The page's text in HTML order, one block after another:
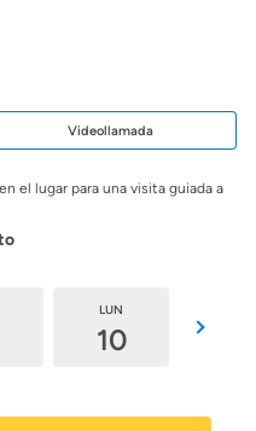
Videollamada
el lugar para una visita guiada a
LUN
10